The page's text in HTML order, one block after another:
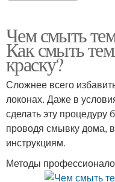
Чем смыть
Как смыть
краску?
Сложнее всего
локонах. Даже в
сделать эту процедуру
проводя смывку дома,
инструкциям.
Методы